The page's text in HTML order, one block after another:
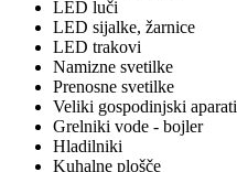
LED luči
LED sijalke, žarnice
LED trakovi
Namizne svetilke
Prenosne svetilke
Veliki gospodinjski aparati
Grelniki vode - bojler
Hladilniki
Kuhalne plošče